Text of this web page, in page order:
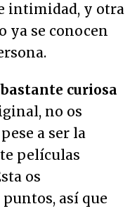
intimidad, y otra
ya se conocen
curiosa
no os
a ser la
películas
os
así que